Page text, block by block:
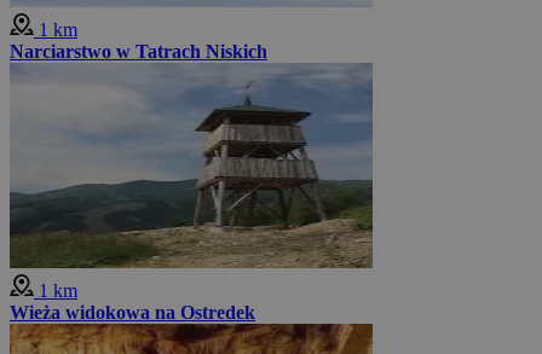
1 km
Narciarstwo w Tatrach Niskich
1 km
Wieża widokowa na Ostredek